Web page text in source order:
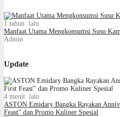
1 tahun lalu
Manfaat Utama Mengkonsumsi Susu
Admin
Update
4 menit lalu
ASTON Emidary Bangka Rayakan
Feast” dan Promo Kuliner Spesial